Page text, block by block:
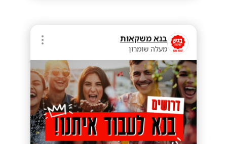
בנא משקאות
מעלה שומרון